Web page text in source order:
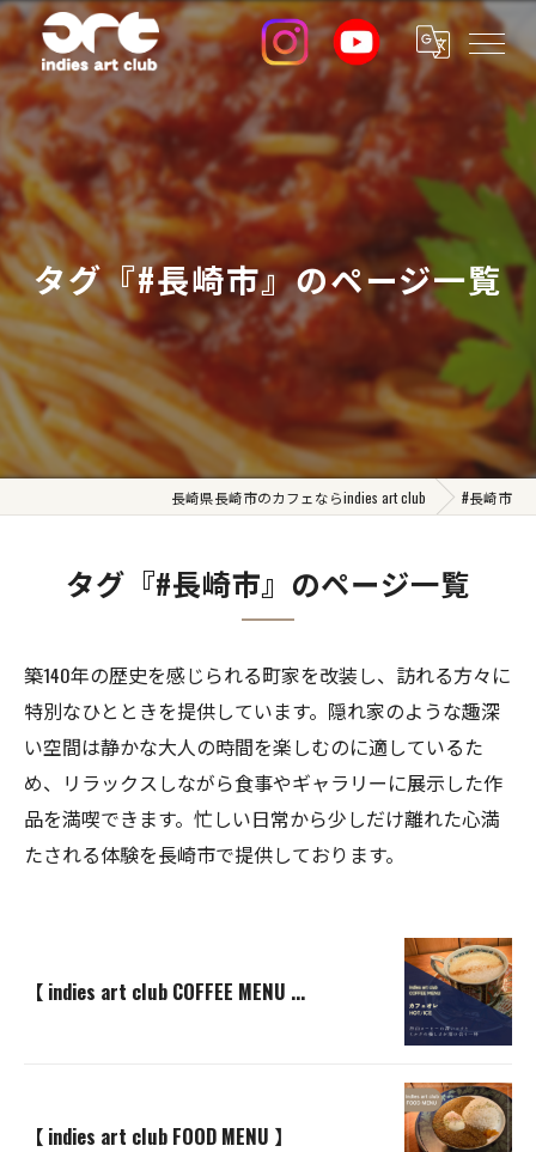
タグ『#長崎市』のページ一覧
長崎県長崎市のカフェならindies art club #長崎市
タグ『#長崎市』のページ一覧
築140年の歴史を感じられる町家を改装し、訪れる方々に
特別なひとときを提供しています。隠れ家のような趣深
い空間は静かな大人の時間を楽しむのに適しているた
め、リラックスしながら食事やギャラリーに展示した作
品を満喫できます。忙しい日常から少しだけ離れた心満
たされる体験を長崎市で提供しております。
【 indies art club COFFEE MENU ...
【 indies art club FOOD MENU 】